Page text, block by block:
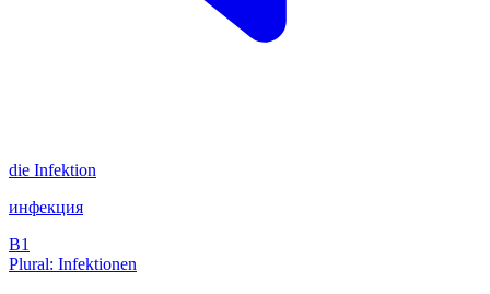
die Infektion
инфекция
B1
Plural: Infektionen